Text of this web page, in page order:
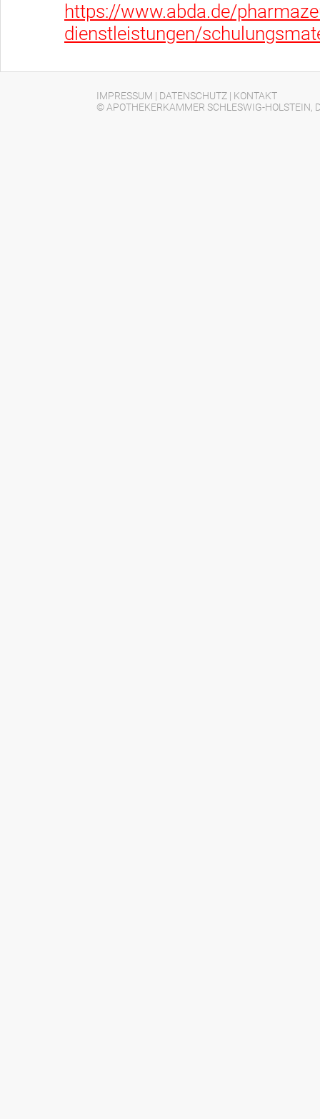
https://www.abda.de/
dienstleistungen/
IMPRESSUM | DATENSCHUTZ | KONTAKT
© APOTHEKERKAMMER SCHLESWIG-HOLSTEIN,